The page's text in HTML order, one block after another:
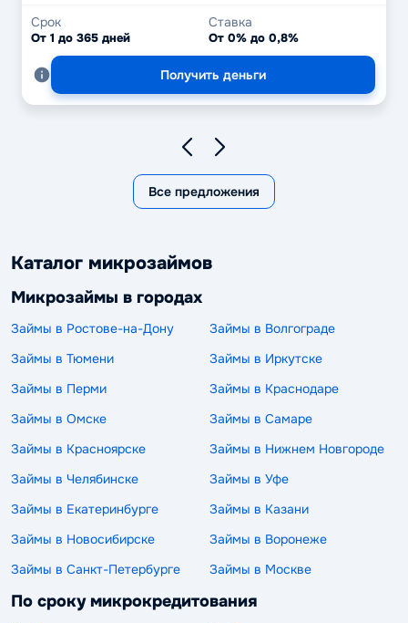
Срок
От 1 до 365 дней
Ставка
От 0% до 0,8%
Получить деньги
Все предложения
Каталог микрозаймов
Микрозаймы в городах
Займы в Ростове-на-Дону
Займы в Волгограде
Займы в Тюмени
Займы в Иркутске
Займы в Перми
Займы в Краснодаре
Займы в Омске
Займы в Самаре
Займы в Красноярске
Займы в Нижнем Новгороде
Займы в Челябинске
Займы в Уфе
Займы в Екатеринбурге
Займы в Казани
Займы в Новосибирске
Займы в Воронеже
Займы в Санкт-Петербурге
Займы в Москве
По сроку микрокредитования